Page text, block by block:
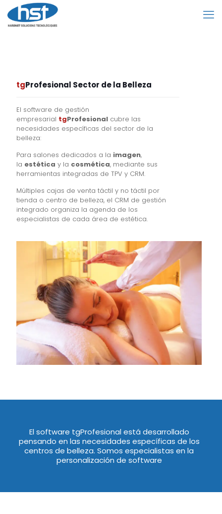
tgProfesional Sector de la Belleza
El software de gestión
empresarial tgProfesional cubre las
necesidades específicas del sector de la
belleza:
Para salones dedicados a la imagen,
la estética y la cosmética, mediante sus
herramientas integradas de TPV y CRM.
Múltiples cajas de venta táctil y no táctil por
tienda o centro de belleza, el CRM de gestión
integrado organiza la agenda de los
especialistas de cada área de estética.
El software tgProfesional está desarrollado
pensando en las necesidades específicas de los
centros de belleza. Somos especialistas en la
personalización de software